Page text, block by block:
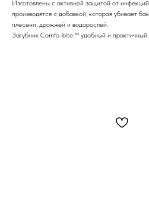
Изготовлены с активной защитой от
производятся с добавкой, которая убивает
плесени, дрожжей и водорослей.
Загубник Comfo-bite ™ удобный и практичный.